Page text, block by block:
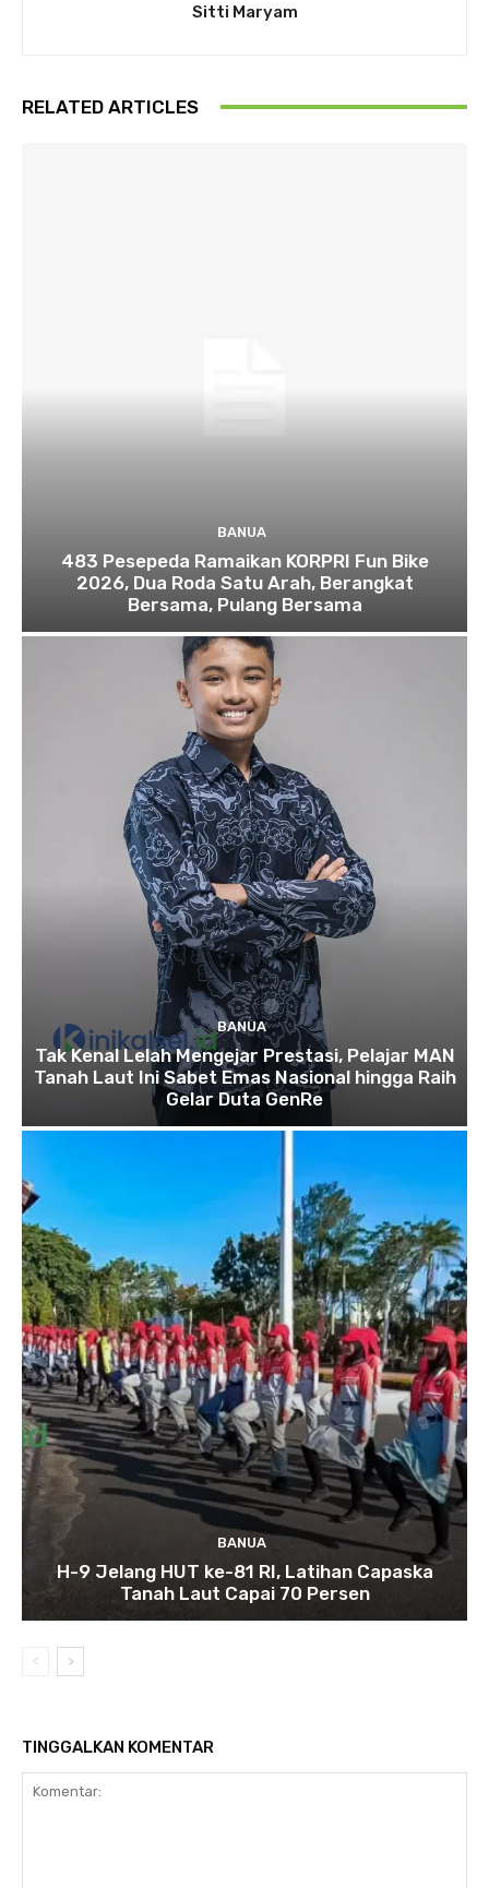
Sitti Maryam
RELATED ARTICLES
BANUA
483 Pesepeda Ramaikan KORPRI Fun Bike
2026, Dua Roda Satu Arah, Berangkat
Bersama, Pulang Bersama
BANUA
Tak Kenal Lelah Mengejar Prestasi, Pelajar MAN
Tanah Laut Ini Sabet Emas Nasional hingga Raih
Gelar Duta GenRe
BANUA
H-9 Jelang HUT ke-81 RI, Latihan Capaska
Tanah Laut Capai 70 Persen
TINGGALKAN KOMENTAR